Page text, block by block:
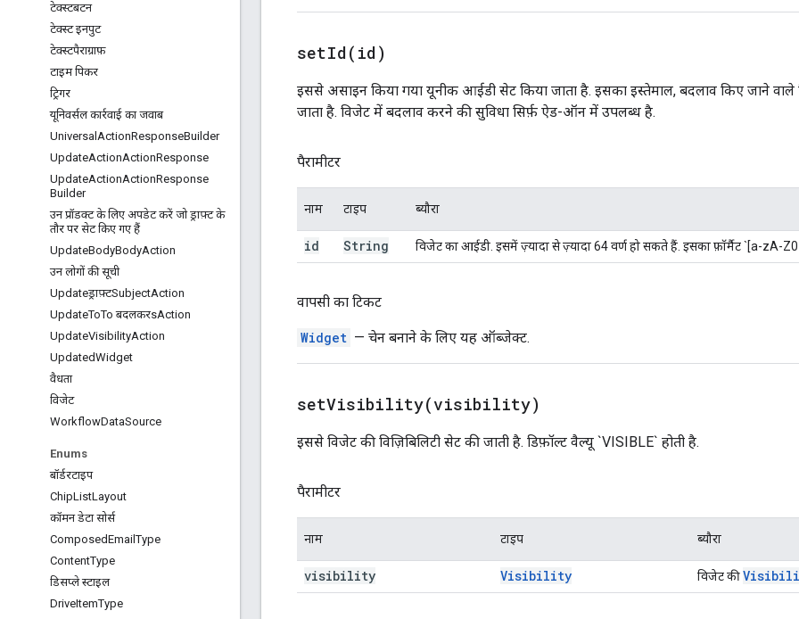
टेक्स्टबटन
टेक्स्ट इनपुट
टेक्स्टपैराग्राफ़
टाइम पिकर
ट्रिगर
यूनिवर्सल कार्रवाई का जवाब
Universal ActionResponseBuilder
UpdateActionActionResponse
UpdateActionActionResponse
Builder
उन प्रॉडक्ट के लिए अपडेट करें जो ड्राफ़्ट के
तौर पर सेट किए गए हैं
UpdateBodyBodyAction
उन लोगों की सूची
Updateड्राफ़्टSubjectAction
UpdateToTo बदलकरsAction
UpdateVisibilityAction
UpdatedWidget
वैधता
विजेट
WorkflowDataSource
Enums
बॉर्डरटाइप
ChipListLayout
कॉमन डेटा सोर्स
ComposedEmailType
ContentType
डिसप्ले स्टाइल
DriveItemType
setId( id)
इससे असाइन किया गया यूनीक आईडी सेट किया जाता है. इसका इस्तेमाल, बदलाव किए जाने
जाता है. विजेट में बदलाव करने की सुविधा सिर्फ़ ऐड-ऑन में उपलब्ध है.
पैरामीटर
नाम टाइप ब्यौरा
id String विजेट का आईडी. इसमें ज़्यादा से ज़्यादा 64 वर्ण हो सकते हैं. इसका फ़ॉर्मैट `[a-zA-Z0-
वापसी का टिकट
Widget — चेन बनाने के लिए यह ऑब्जेक्ट.
setVisibility(visibility)
इससे विजेट की विज़िबिलिटी सेट की जाती है. डिफ़ॉल्ट वैल्यू `VISIBLE` होती है.
पैरामीटर
नाम टाइप ब्यौरा
visibility Visibility विजेट की